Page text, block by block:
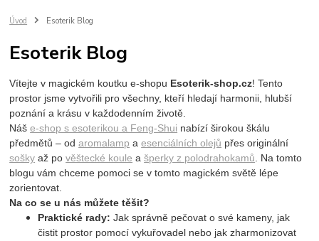
oleje pro aromaterapii
santalové dřevo
cedrové dřevo
blokace čaker
zablokovaná čakra stres únava
Úvod Esoterik Blog
Esoterik Blog
Vítejte v magickém koutku e-shopu Esoterik-shop.cz! Tento
prostor jsme vytvořili pro všechny, kteří hledají harmonii, hlubší
poznání a krásu v každodenním životě.
Náše-shop s esoterikou a Feng-Shui nabízí širokou škálu
předmětů – odaromalamp aesenciálních olejů přesoriginální
sošky až pověštecké koule ašperky z polodrahokamů. Na tomto
blogu vám chceme pomoci se v tomto magickém světě lépe
zorientovat.
Na co se u nás můžete těšit?
Praktické rady: Jak správně pečovat o své kameny, jak
čistit prostor pomocí vykuřovadel nebo jak zharmonizovat